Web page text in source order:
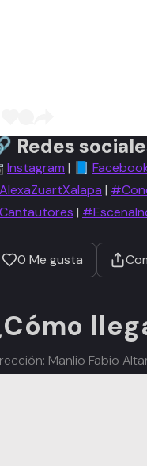
Redes
Instagram | 📘
|
|
0 Me gusta
Manlio Fabio